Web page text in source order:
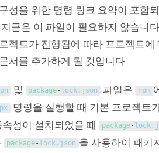
성을 위한 명령 링크 요약이 포함
금은 이 파일이 필요하지 않습니
젝트가 진행됨에 따라 프로젝트에
서를 추가하게 될 것입니다.
및 package- lock . json 파일은 npm
명령을 실행할 때 기본 프로젝트
성이 설치되었을 때
package- lock.
package- lock . json 을 사용하여 패키